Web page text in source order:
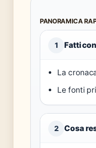
PANORAMICA
1 Fatti
La
Le fonti
2 Cosa